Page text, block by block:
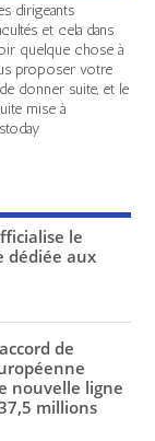
dirigeants
et cela dans
quelque chose à
proposer votre
donner suite, et le
mise à
le
dédiée aux
de
nouvelle ligne
millions